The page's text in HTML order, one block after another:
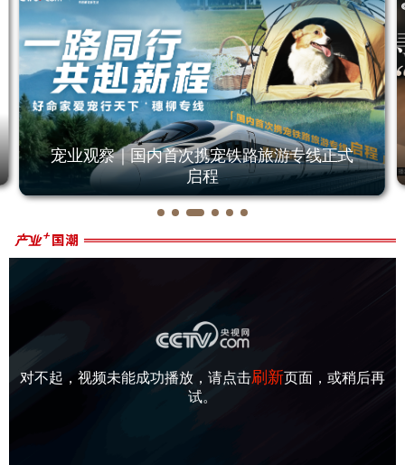
宠业观察｜国内首次携宠铁路旅游专线正式
启程
对不起，视频未能成功播放，请点击刷新页面，或稍后再
试。